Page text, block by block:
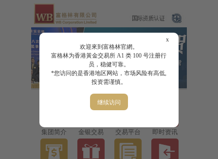
x
欢迎來到富格林官網。
富格林为香港黃金交易所 A1 类 100 号注册行
员，稳健可靠。
*您访问的是香港地区网站，市场风险有高低,
投资需谨慎。
继续访问
集团简介 金银交易 交易平台 即时资讯